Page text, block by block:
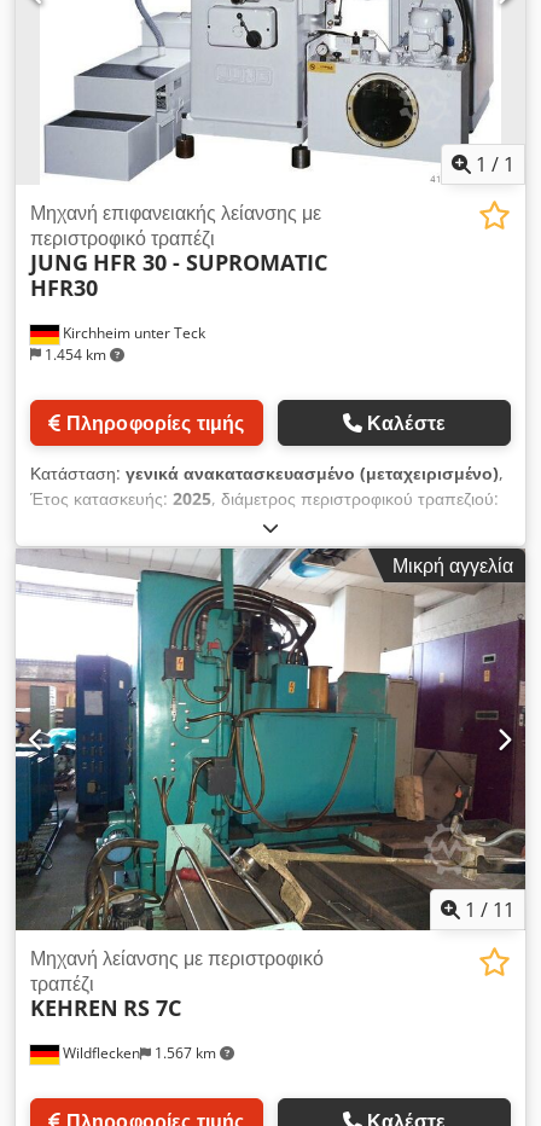
1 / 1
Kirchheim unter Teck
1.454 km
Μηχανή επιφανειακής λείανσης με
περιστροφικό τραπέζι
JUNG HFR 30 - SUPROMATIC
HFR30
Πληροφορίες τιμής Καλέστε
Κατάσταση: γενικά ανακατασκευασμένο (μεταχειρισμένο),
Έτος κατασκευής: 2025, διάμετρος περιστροφικού τραπεζιού:
, JUNG HFR30 ή H30 μηχανικά και γεωμετρικά
αναθεωρημένο σύμφωνα με το νέο πρωτόκολλο μηχανής της
JUNG - νέος στρογγυλός μαγνήτης Dcjdpfxebwmamj Afpok -
νέα υδραυλικά Εγγύηση 12 μηνών χρόνος παράδοσης:
κατόπιν συμφωνίας Θα χαρούμε να δεχτούμε το μεταχειρισμένο
μηχάνημα λείανσης JUNG σε ανταλλαγή ανταλλακτικών.
Μικρή αγγελία
1 / 11
Wildflecken 1.567 km
Μηχανή λείανσης με περιστροφικό
τραπέζι
KEHREN RS 7C